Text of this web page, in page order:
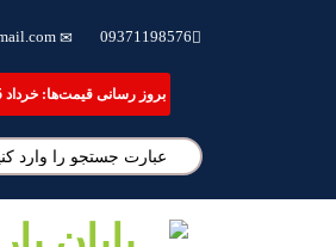
09371198576
payanyar@gmail.com
بروز رسانی قیمت‌ها: خرداد 1405